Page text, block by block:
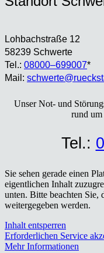
Loh­bach­stra­ße 12
58239 Schwer­te
Tel.: 08000–699007*
Mail:
Unser Not- und
rund
Tel.:
Sie sehen gerade einen
eigentlichen Inhalt
unten. Bitte beachten Sie,
weitergegeben werden.
Inhalt entsperren
Erforderlichen Service
Mehr Informationen